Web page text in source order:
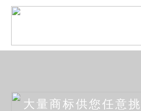
大量商标供您任意